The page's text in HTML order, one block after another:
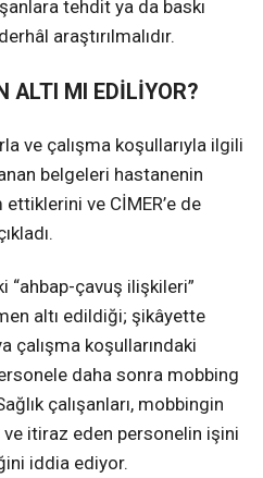
tehdit ya da baskı
araştırılmalıdır.
ALTI MI EDİLİYOR?
ve çalışma koşullarıyla ilgili
belgeleri hastanenin
ve CİMER’e de
“ahbap-çavuş ilişkileri”
altı edildiği; şikâyette
çalışma koşullarındaki
daha sonra mobbing
çalışanları, mobbingin
ve itiraz eden personelin işini
iddia ediyor.